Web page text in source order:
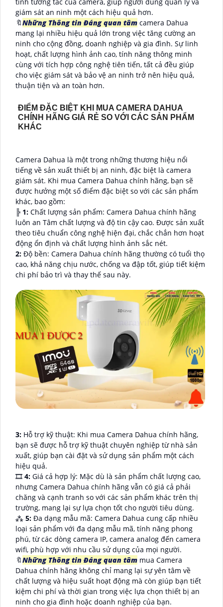
giám sát an ninh một cách hiệu quả hơn.
🔖Những Thông tin Đáng quan tâm camera Dahua
mang lại nhiều hiệu quả lớn trong việc tăng cường an
ninh cho cộng đồng, doanh nghiệp và gia đình. Sự linh
hoạt, chất lượng hình ảnh cao, tính năng thông minh
cùng với tích hợp công nghệ tiên tiến, tất cả đều giúp
cho việc giám sát và bảo vệ an ninh trở nên hiệu quả,
thuận tiện và an toàn hơn.
ĐIỂM ĐẶC BIỆT KHI MUA CAMERA DAHUA
CHÍNH HÃNG GIÁ RẺ SO VỚI CÁC SẢN PHẨM
KHÁC
Camera Dahua là một trong những thương hiệu nổi
tiếng về sản xuất thiết bị an ninh, đặc biệt là camera
giám sát. Khi mua Camera Dahua chính hãng, bạn sẽ
được hưởng một số điểm đặc biệt so với các sản phẩm
khác, bao gồm:
╠ 1: Chất lượng sản phẩm: Camera Dahua chính hãng
luôn an Tâm chất lượng và độ tin cậy cao. Được sản xuất
theo tiêu chuẩn công nghệ hiện đại, chắc chắn hơn hoạt
động ổn định và chất lượng hình ảnh sắc nét.
2: Độ bền: Camera Dahua chính hãng thường có tuổi thọ
cao, khả năng chịu nước, chống va đập tốt, giúp tiết kiệm
chi phí bảo trì và thay thế sau này.
3: Hỗ trợ kỹ thuật: Khi mua Camera Dahua chính hãng,
bạn sẽ được hỗ trợ kỹ thuật chuyên nghiệp từ nhà sản
xuất, giúp bạn cài đặt và sử dụng sản phẩm một cách
hiệu quả.
🎞 4: Giá cả hợp lý: Mặc dù là sản phẩm chất lượng cao,
nhưng Camera Dahua chính hãng vẫn có giá cả phải
chăng và cạnh tranh so với các sản phẩm khác trên thị
trường, mang lại sự lựa chọn tốt cho người tiêu dùng.
⁂ 5: Đa dạng mẫu mã: Camera Dahua cung cấp nhiều
loại sản phẩm với đa dạng mẫu mã, tính năng phong
phú, từ các dòng camera IP, camera analog đến camera
wifi, phù hợp với nhu cầu sử dụng của mọi người.
🔖Những Thông tin Đáng quan tâm mua Camera
Dahua chính hãng không chỉ mang lại sự yên tâm về
chất lượng và hiệu suất hoạt động mà còn giúp bạn tiết
kiệm chi phí và thời gian trong việc lựa chọn thiết bị an
ninh cho gia đình hoặc doanh nghiệp của bạn.